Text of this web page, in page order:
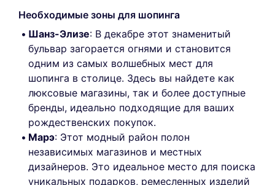
Необходимые зоны для шопинга
Шанз-Элизе: В декабре этот знаменитый
бульвар загорается огнями и становится
одним из самых волшебных мест для
шопинга в столице. Здесь вы найдете как
люксовые магазины, так и более доступные
бренды, идеально подходящие для ваших
рождественских покупок.
Марэ: Этот модный район полон
независимых магазинов и местных
дизайнеров. Это идеальное место для поиска
уникальных подарков, ремесленных изделий